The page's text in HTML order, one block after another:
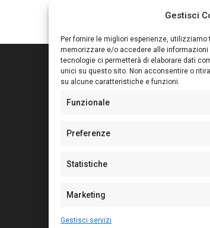
Gestisci
Per fornire le migliori esperienze,
memorizzare e/o accedere alle
tecnologie ci permetterà di elaborare dati
unici su questo sito. Non acconsentire o
su alcune caratteristiche e funzioni.
Funzionale
Preferenze
Statistiche
Marketing
Gestisci servizi
Editore:Giampaolo Cirronis
Sede:
N° di iscrizione al ROC:
N° 128/2020 del 10/02/2020
Per la Pubblicità: